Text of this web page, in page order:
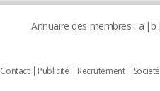
Annuaire des membres : a b
Contact Publicité Recrutement Societé